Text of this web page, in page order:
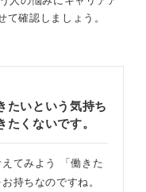
て確認しましょう。
たいという気持ち
くないです。
えてみよう 「働きた
持ちなのですね。